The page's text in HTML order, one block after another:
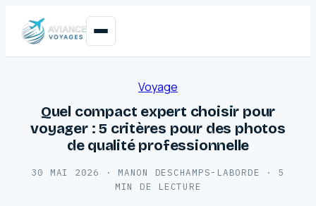
Voyage
Quel compact expert choisir pour
voyager : 5 critères pour des photos
de qualité professionnelle
30 MAI 2026 · MANON DESCHAMPS-LABORDE ·
5
MIN DE LECTURE